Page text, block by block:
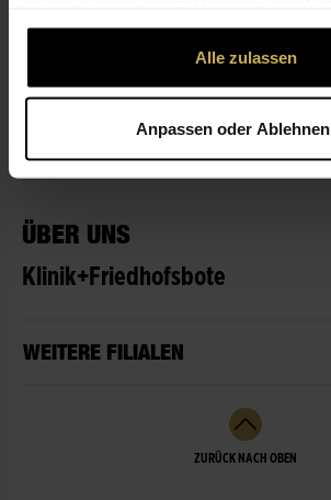
gesammelt haben.
Alle zulassen
Anpassen oder Ablehnen
ÜBER UNS
Klinik+Friedhofsbote
WEITERE FILIALEN
ZURÜCK NACH OBEN